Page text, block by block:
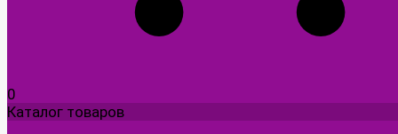
0
Каталог товаров